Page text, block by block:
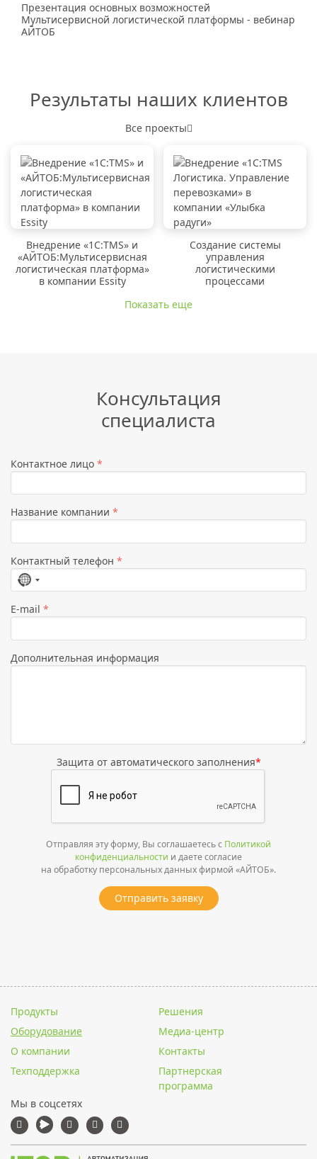
Презентация основных возможностей
Мультисервисной логистической платформы - вебинар
АЙТОБ
Результаты наших клиентов
Все проекты
Внедрение «1C:TMS» и
«АЙТОБ:Мультисервисная
логистическая платформа»
в компании Essity
Создание системы
управления
логистическими
процессами
Показать еще
Консультация
специалиста
Контактное лицо *
Название компании *
Контактный телефон *
Страна
не
выбрана
E-mail *
Дополнительная информация
Защита от автоматического заполнения*
Отправляя эту форму, Вы соглашаетесь с Политикой
конфиденциальности и даете согласие
на обработку персональных данных фирмой «АЙТОБ».
Отправить заявку
Продукты
Решения
Оборудование
Медиа-центр
О компании
Контакты
Техподдержка
Партнерская
программа
Мы в соцсетях